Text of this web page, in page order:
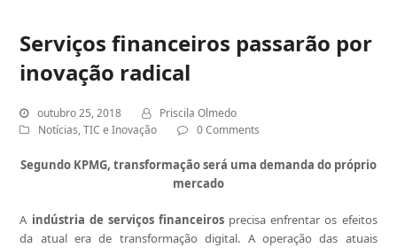
Serviços financeiros passarão por
inovação radical
outubro 25, 2018
Priscila Olmedo
Notícias,TIC e Inovação 0 Comments
Segundo KPMG, transformação será uma demanda do próprio
mercado
A indústria de serviços financeiros precisa enfrentar os efeitos
da atual era de transformação digital. A operação das atuais